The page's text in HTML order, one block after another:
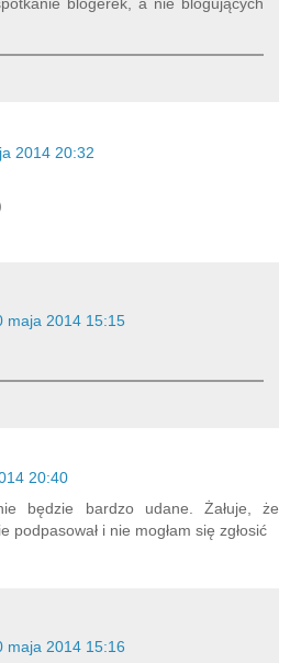
blogerek, a nie blogujących
2014 20:32
maja 2014 15:15
20:40
będzie bardzo udane. Żałuje, że
podpasował i nie mogłam się zgłosić
maja 2014 15:16